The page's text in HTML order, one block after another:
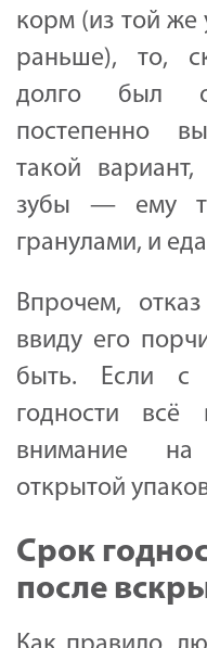
корм (из той же
раньше), то,
долго был
постепенно
такой
зубы — ему
гранулами, и
Впрочем,
ввиду его
быть. Если с
годности всё
внимание на
открытой
Срок
после